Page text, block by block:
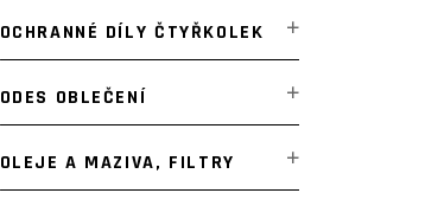
OCHRANNÉ DÍLY ČTYŘKOLEK
ODES OBLEČENÍ
OLEJE A MAZIVA, FILTRY